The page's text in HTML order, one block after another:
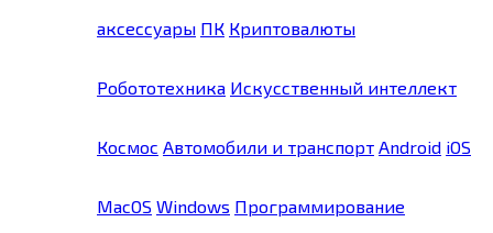
аксессуары ПК Криптовалюты
Робототехника Искусственный интеллект
Космос Автомобили и транспорт Android iOS
MacOS Windows Программирование